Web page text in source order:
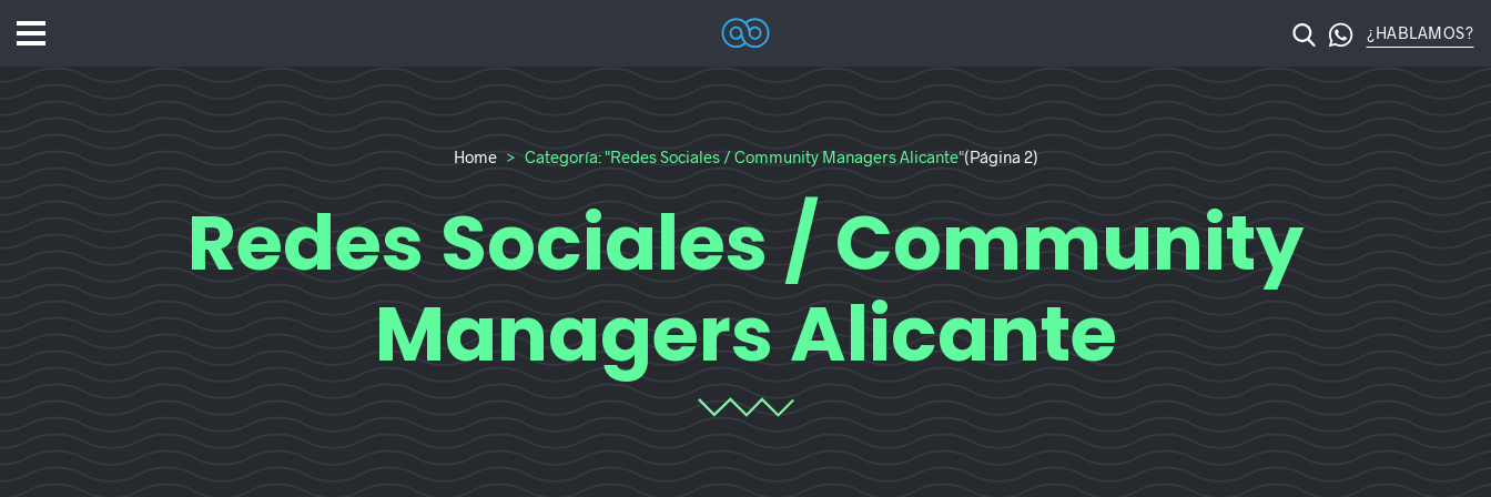
Diseño web Alicante – Marketing online Alicante – Posicionamiento web Alicante
¿HABLAMOS?
Home Categoría: "Redes Sociales / Community Managers Alicante"(Página 2)
Redes Sociales / Community
Managers Alicante